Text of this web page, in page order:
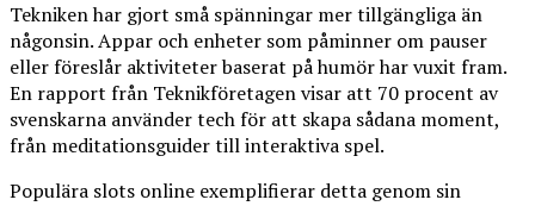
Tekniken har gjort små spänningar mer tillgängliga än
någonsin. Appar och enheter som påminner om pauser
eller föreslår aktiviteter baserat på humör har vuxit fram.
En rapport från Teknikföretagen visar att 70 procent av
svenskarna använder tech för att skapa sådana moment,
från meditationsguider till interaktiva spel.
Populära slots online exemplifierar detta genom sin